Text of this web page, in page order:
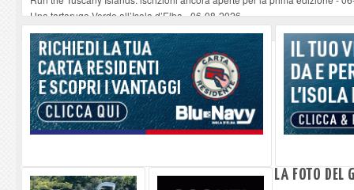
Una tartaruga Verde all’Isola d’Elba-06-08-2026
Furgone in fiamme a Capoliveri, illeso il conducente-06-08-2026
Campo: chiusura della biblioteca comunale in occasione del Santo Patrono
A Carpani si apre la Festa di Liberazione: il programma della prima serata-
LA FOTO